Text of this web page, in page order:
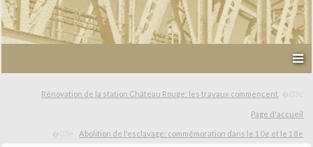
Rénovation de la station Château Rouge: les travaux commencent
Page d'accueil
Abolition de l'esclavage: commémoration dans le 10e et le 18e